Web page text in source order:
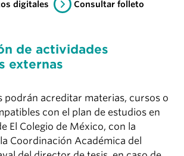
digitales Consultar folleto
de actividades
externas
podrán acreditar materias, cursos o
con el plan de estudios en
El Colegio de México, con la
Coordinación Académica del